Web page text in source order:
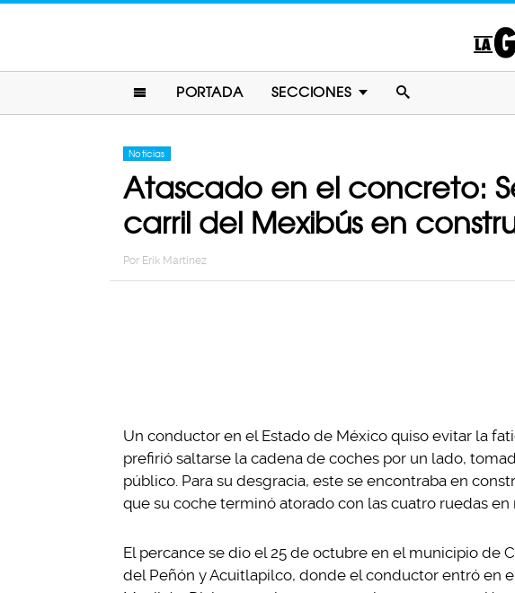
PORTADA SECCIONES
Noticias
Atascado en el concreto:
carril del Mexibús en
Por Erik Martinez
Un conductor en el Estado de México quiso evitar la
prefirió saltarse la cadena de coches por un lado,
público. Para su desgracia, este se encontraba en
que su coche terminó atorado con las cuatro ruedas
El percance se dio el 25 de octubre en el municipio de
del Peñón y Acuitlapilco, donde el conductor entró en